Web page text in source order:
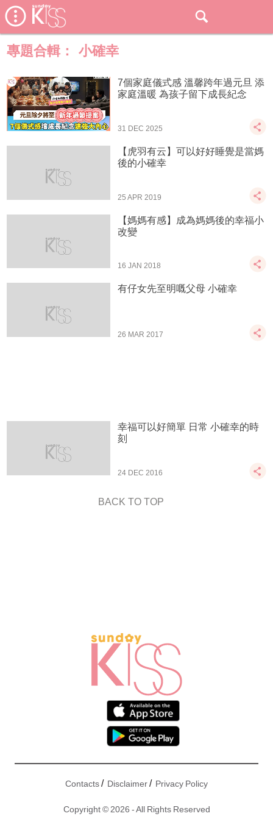
專題合輯： 小確幸
7個家庭儀式感 溫馨跨年過元旦 添
家庭溫暖 為孩子留下成長紀念
31 DEC 2025
【虎羽有云】可以好好睡覺是當媽
後的小確幸
25 APR 2019
【媽媽有感】成為媽媽後的幸福小
改變
16 JAN 2018
有仔女先至明嘅父母 小確幸
26 MAR 2017
幸福可以好簡單 日常 小確幸的時
刻
24 DEC 2016
BACK TO TOP
Contacts/ Disclaimer/ Privacy Policy
Copyright © 2026 - All Rights Reserved